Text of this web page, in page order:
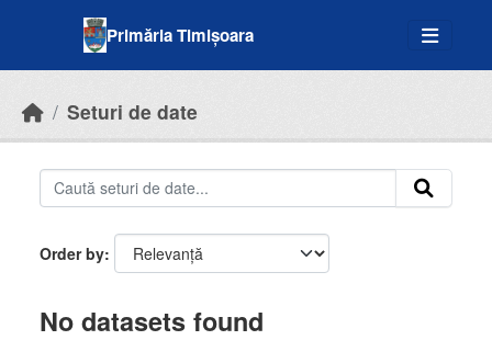
Primăria Timișoara
Seturi de date
Order by
No datasets found